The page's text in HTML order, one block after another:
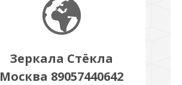
Зеркала Стёкла
Москва 89057440642